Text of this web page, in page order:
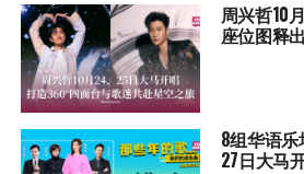
周兴哲10
座位图释出
8组华语
27日大马